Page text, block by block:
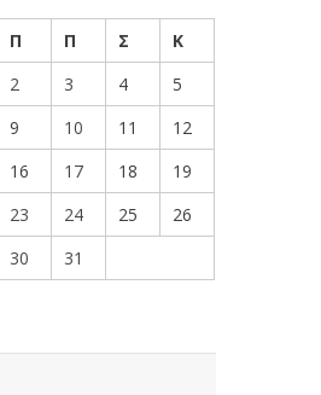
Π Π Σ
Κ
2 3 4
5
9 10 11
12
16 17 18
19
23 24 25
26
30 31